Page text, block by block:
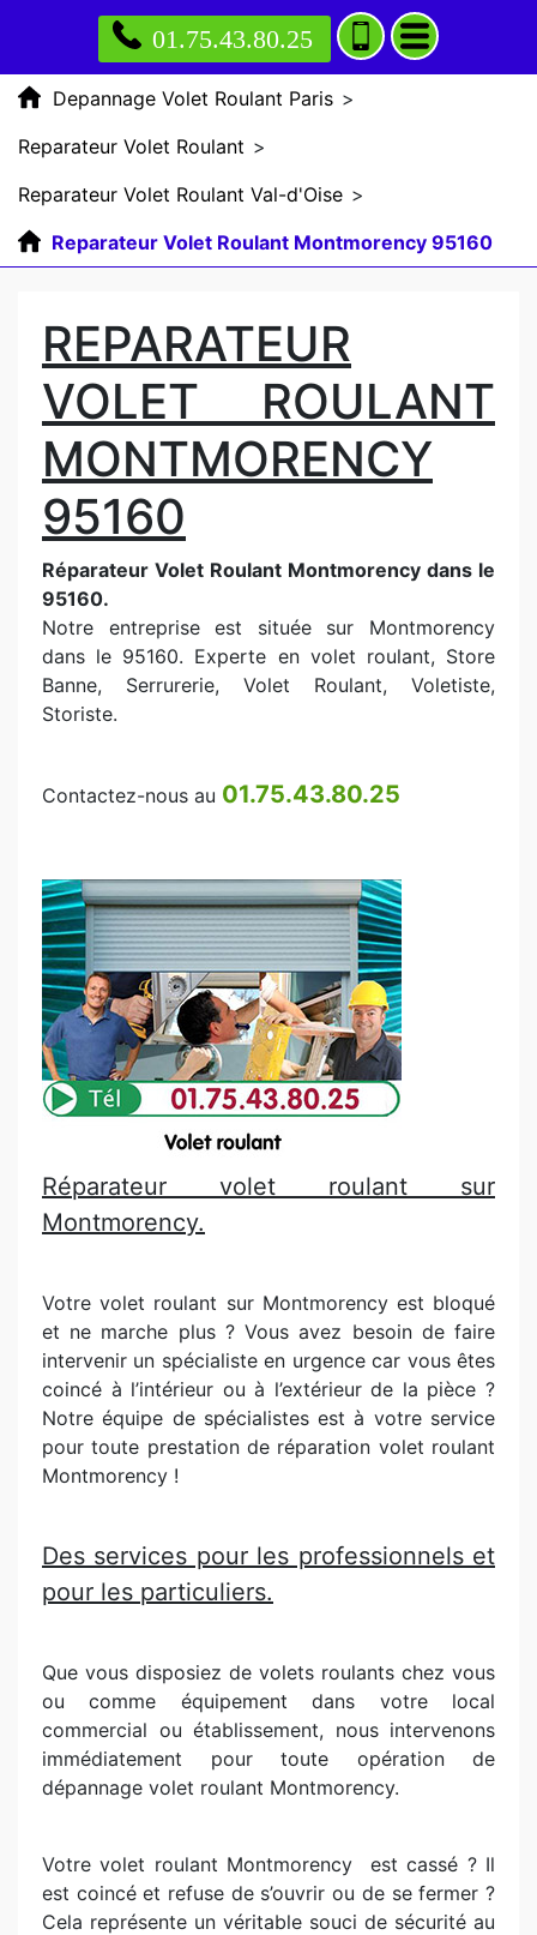
01.75.43.80.25
Depannage Volet Roulant Paris >
Reparateur Volet Roulant >
Reparateur Volet Roulant Val-d'Oise >
Reparateur Volet Roulant Montmorency 95160
REPARATEUR
VOLET ROULANT
MONTMORENCY
95160
Réparateur Volet Roulant Montmorency dans le
95160.
Notre entreprise est située sur Montmorency
dans le 95160. Experte en volet roulant, Store
Banne, Serrurerie, Volet Roulant, Voletiste,
Storiste.
Contactez-nous au 01.75.43.80.25
Réparateur volet roulant sur
Montmorency.
Votre volet roulant sur Montmorency est bloqué
et ne marche plus ? Vous avez besoin de faire
intervenir un spécialiste en urgence car vous êtes
coincé à l’intérieur ou à l’extérieur de la pièce ?
Notre équipe de spécialistes est à votre service
pour toute prestation de réparation volet roulant
Montmorency !
Des services pour les professionnels et
pour les particuliers.
Que vous disposiez de volets roulants chez vous
ou comme équipement dans votre local
commercial ou établissement, nous intervenons
immédiatement pour toute opération de
dépannage volet roulant Montmorency.
Votre volet roulant Montmorency
est cassé ? Il
est coincé et refuse de s’ouvrir ou de se fermer ?
Cela représente un véritable souci de sécurité au